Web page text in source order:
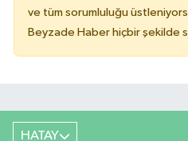
ve tüm sorumluluğu
Beyzade Haber hiçbir şekilde
HATAY